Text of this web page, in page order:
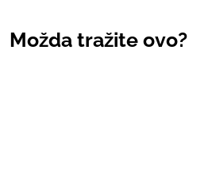
Možda tražite ovo?